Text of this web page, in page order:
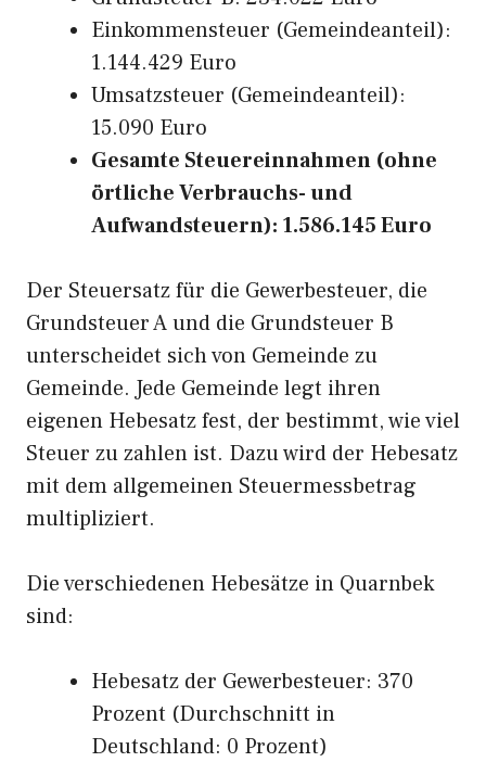
Einkommensteuer (Gemeindeanteil):
1.144.429 Euro
Umsatzsteuer (Gemeindeanteil):
15.090 Euro
Gesamte Steuereinnahmen (ohne
örtliche Verbrauchs- und
Aufwandsteuern): 1.586.145 Euro
Der Steuersatz für die Gewerbesteuer, die
Grundsteuer A und die Grundsteuer B
unterscheidet sich von Gemeinde zu
Gemeinde. Jede Gemeinde legt ihren
eigenen Hebesatz fest, der bestimmt, wie viel
Steuer zu zahlen ist. Dazu wird der Hebesatz
mit dem allgemeinen Steuermessbetrag
multipliziert.
Die verschiedenen Hebesätze in Quarnbek
sind:
Hebesatz der Gewerbesteuer: 370
Prozent (Durchschnitt in
Deutschland: 0 Prozent)